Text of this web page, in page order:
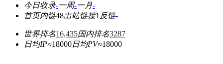
今日收录-一周-一月-
首页内链48出站链接1 反链-
世界排名16,435国内排名3287
日均IP≈18000日均PV≈18000